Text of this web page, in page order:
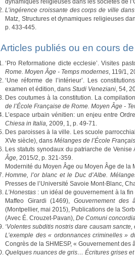
L’ingérence croissante des corps de ville
Matz, Structures et dynamiques religieuses
p. 433-445.
Articles publiés ou en cours
‘Pro Reformatione dicte ecclesie’. Visites
Rome. Moyen Âge - Temps modernes, 119/1,
‘Une réforme de l’intérieur’. Les
examen et édition, dansStudi Veneziani, 54,
Des coutumes à la constitution. La
de l’École Française de Rome. Moyen Âge -
L’espace urbain vénitien: un enjeu entre
Chiesa in Italia, 2009, 1, p. 49-71.
Des paroisses à la ville. Les scuole
XVe siècle), dansMélanges de l’École
Les statuts synodaux du patriarche de
Âge,2015/2, p. 321-359.
Modernité du Moyen Âge ou Moyen Âge de
Homme, l’or blanc et le Duc d’Albe.
Presses de l’Université Savoie Mont-Blanc,
L’Honestas : un idéal de gouvernement à la
Maffeo Girardi (1469), Gouvernement des
(Montpellier, mai 2015), Publications de la
(Avec É. Crouzet-Pavan),De Comuni
‘Volentes subditis nostris dare causam
L’exemple des « ordonnances criminelles »
Congrès de la SHMESP, « Gouvernement
Quelques nuances de gris… Écritures grises